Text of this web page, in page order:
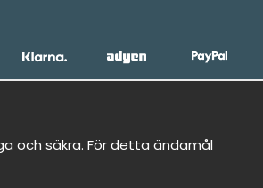
och säkra. För detta ändamål